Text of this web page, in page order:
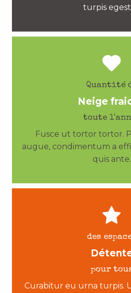
turpis
Quantité
Neige
toute
Fusce ut tortor tortor.
augue, condimentum a
quis ante.
des
pour
Curabitur eu urna turpis.